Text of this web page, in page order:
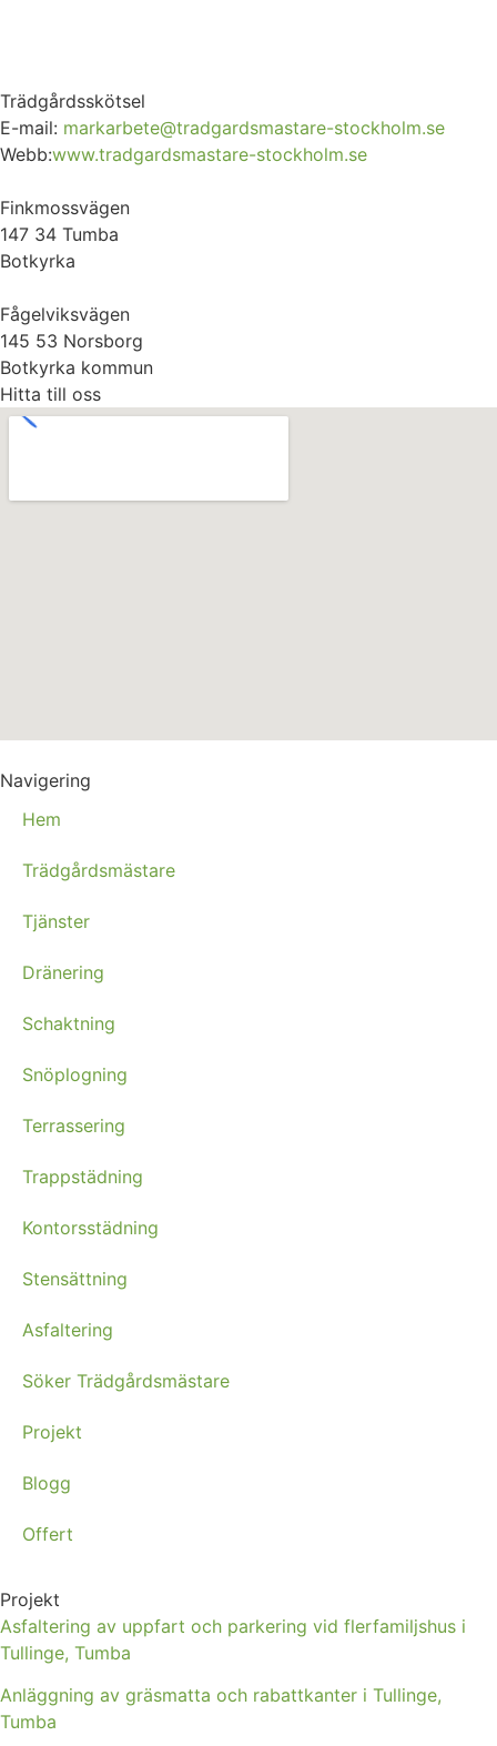
Trädgårdsskötsel
E-mail: markarbete@tradgardsmastare-stockholm.se
Webb:www.tradgardsmastare-stockholm.se
Finkmossvägen
147 34 Tumba
Botkyrka
Fågelviksvägen
145 53 Norsborg
Botkyrka kommun
Hitta till oss
Navigering
Hem
Trädgårdsmästare
Tjänster
Dränering
Schaktning
Snöplogning
Terrassering
Trappstädning
Kontorsstädning
Stensättning
Asfaltering
Söker Trädgårdsmästare
Projekt
Blogg
Offert
Projekt
Asfaltering av uppfart och parkering vid flerfamiljshus i
Tullinge, Tumba
Anläggning av gräsmatta och rabattkanter i Tullinge,
Tumba